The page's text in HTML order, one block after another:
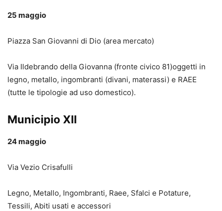
25 maggio
Piazza San Giovanni di Dio (area mercato)
Via Ildebrando della Giovanna (fronte civico 81)oggetti in
legno, metallo, ingombranti (divani, materassi) e RAEE
(tutte le tipologie ad uso domestico).
Municipio XII
24 maggio
Via Vezio Crisafulli
Legno, Metallo, Ingombranti, Raee, Sfalci e Potature,
Tessili, Abiti usati e accessori